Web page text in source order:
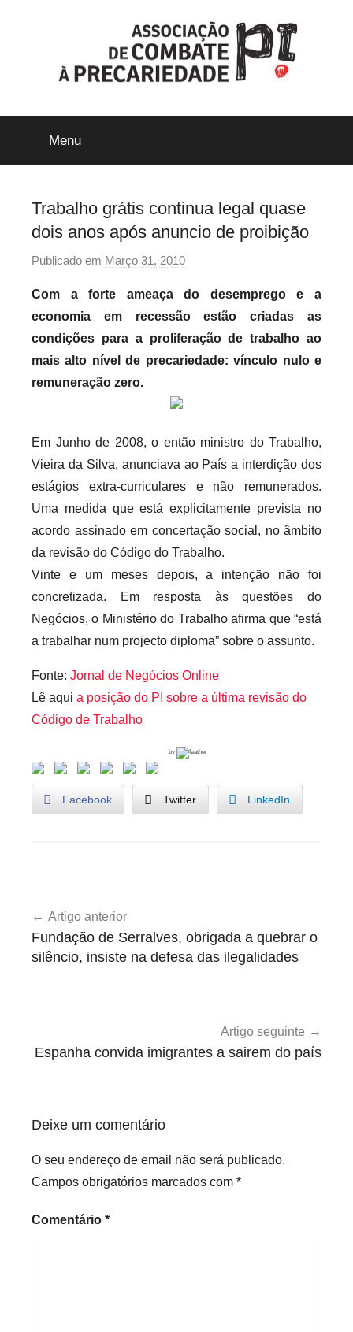
ACP-
Precári@s
Inflexíveis
Menu
Trabalho grátis continua legal quase
dois anos após anuncio de proibição
Publicado em Março 31, 2010
r
p
r
e
i
o
s
i
n
f
l
v
e
Com a forte ameaça do desemprego e a
economia em recessão estão criadas as
condições para a proliferação de trabalho ao
mais alto nível de precariedade: vínculo nulo e
remuneração zero.
Em Junho de 2008, o então ministro do Trabalho,
Vieira da Silva, anunciava ao País a interdição dos
estágios extra-curriculares e não remunerados.
Uma medida que está explicitamente prevista no
acordo assinado em concertação social, no âmbito
da revisão do Código do Trabalho.
Vinte e um meses depois, a intenção não foi
concretizada. Em resposta às questões do
Negócios, o Ministério do Trabalho afirma que “está
a trabalhar num projecto diploma” sobre o assunto.
Fonte: Jornal de Negócios Online
Lê aqui a posição do PI sobre a última revisão do
Código de Trabalho
by
Facebook Twitter LinkedIn
d
de
artigos
Artigo anterior
Fundação de Serralves, obrigada a quebrar o
silêncio, insiste na defesa das ilegalidades
Artigo seguinte
Espanha convida imigrantes a sairem do país
Deixe um comentário
O seu endereço de email não será publicado.
Campos obrigatórios marcados com *
Comentário *